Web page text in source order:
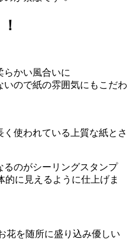
らかい風合いに
ので紙の雰囲気にもこだわ
使われている上質な紙とさ
のがシーリングスタンプ
に見えるように仕上げま
花を随所に盛り込み優しい